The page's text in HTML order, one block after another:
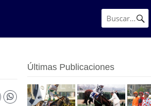
Últimas Publicaciones